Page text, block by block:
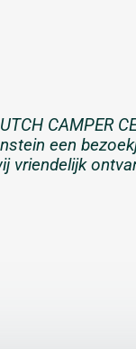
CAMPER
een
vriendelijk